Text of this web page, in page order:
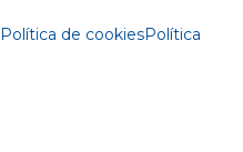
Política de cookiesPolítica